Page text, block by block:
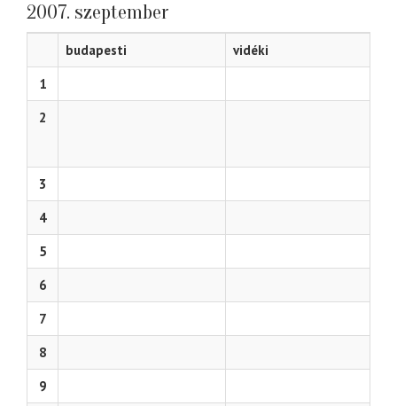
2007. szeptember
budapesti
vidéki
1
2
3
4
5
6
7
8
9